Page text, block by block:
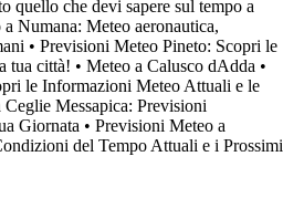
quello che devi sapere sul tempo a
Numana: Meteo aeronautica,
• Previsioni Meteo Pineto: Scopri le
tua città! • Meteo a Calusco dAdda •
le Informazioni Meteo Attuali e le
Ceglie Messapica: Previsioni
Giornata • Previsioni Meteo a
del Tempo Attuali e i Prossimi